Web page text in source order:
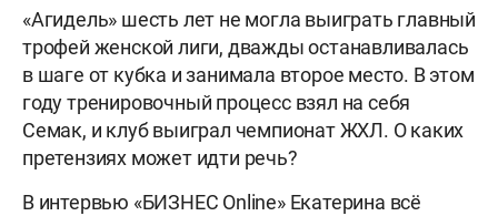
«Агидель» шесть лет не могла выиграть главный
трофей женской лиги, дважды останавливалась
в шаге от кубка и занимала второе место. В этом
году тренировочный процесс взял на себя
Семак, и клуб выиграл чемпионат ЖХЛ. О каких
претензиях может идти речь?
В интервью «БИЗНЕС Online» Екатерина всё